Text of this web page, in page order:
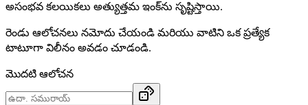
అసంభవ కలయికలు అత్యుత్తమ ఇంక్‌ను సృష్టిస్తాయి.
రెండు ఆలోచనలు నమోదు చేయండి మరియు వాటిని ఒక ప్రత్యేక
టాటూగా విలీనం అవడం చూడండి.
మొదటి ఆలోచన